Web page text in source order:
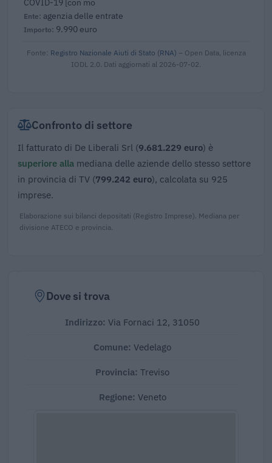
agenzia delle entrate
9.990 euro
Fonte: Registro Nazionale Aiuti di Stato (RNA) – Open Data, licenza
IODL 2.0. Dati aggiornati al 2026-07-02.
Confronto di settore
Il fatturato di De Liberali Srl (9.681.229 euro) è
superiore alla mediana delle aziende dello stesso settore
in provincia di TV (799.242 euro), calcolata su 925
imprese.
Elaborazione sui bilanci depositati (Registro Imprese). Mediana per
divisione ATECO e provincia.
Dove si trova
Indirizzo: Via Fornaci 12, 31050
Comune: Vedelago
Provincia: Treviso
Regione: Veneto